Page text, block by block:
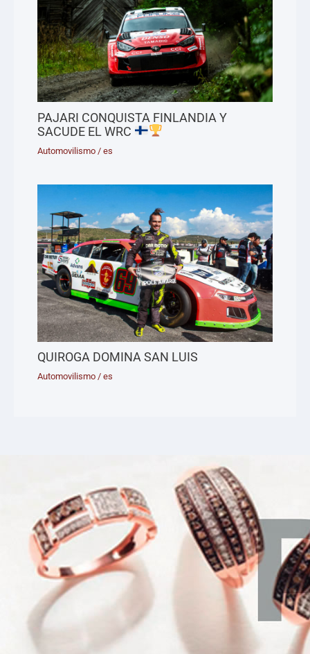
PAJARI CONQUISTA FINLANDIA Y
SACUDE EL WRC
Automovilismo /es
QUIROGA DOMINA SAN LUIS
Automovilismo /es